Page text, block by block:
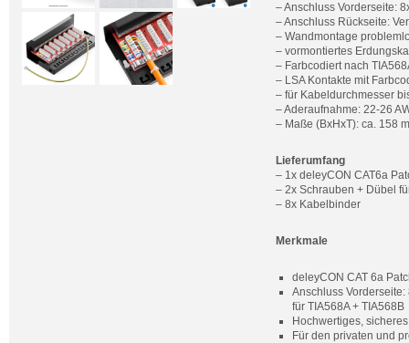
– Anschluss Vorderseite:
– Anschluss Rückseite:
– Wandmontage
– vormontiertes
– Farbcodiert nach
– LSA Kontakte mit
– für Kabeldurchmesser
– Aderaufnahme: 22-26
– Maße (BxHxT): ca. 158
Lieferumfang
– 1x deleyCON CAT6a
– 2x Schrauben + Dübel
– 8x Kabelbinder
Merkmale
deleyCON CAT 6a
Anschluss
für TIA568A + TIA568B
Hochwertiges,
Für den privaten und